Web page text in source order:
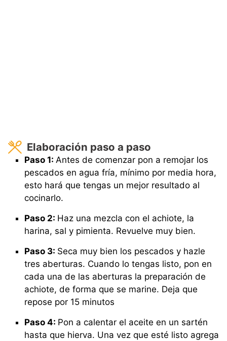
Elaboración paso a paso
Paso 1: Antes de comenzar pon a remojar los
pescados en agua fría, mínimo por media hora,
esto hará que tengas un mejor resultado al
cocinarlo.
Paso 2: Haz una mezcla con el achiote, la
harina, sal y pimienta. Revuelve muy bien.
Paso 3: Seca muy bien los pescados y hazle
tres aberturas. Cuando lo tengas listo, pon en
cada una de las aberturas la preparación de
achiote, de forma que se marine. Deja que
repose por 15 minutos
Paso 4: Pon a calentar el aceite en un sartén
hasta que hierva. Una vez que esté listo agrega